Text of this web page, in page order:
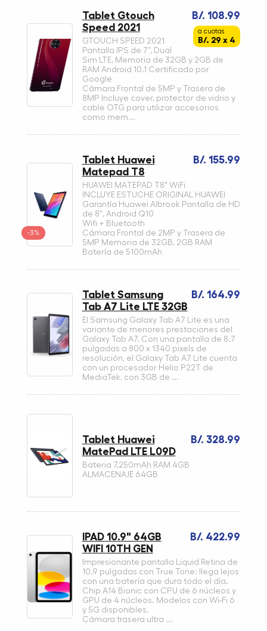
B/. 108.99
a cuotas
B/. 29 x 4
Tablet Gtouch
Speed 2021
GTOUCH SPEED 2021
Pantalla IPS de 7”, Dual
Sim LTE, Memoria de 32GB y 2GB de
RAM Android 10.1 Certificado por
Google
Cámara Frontal de 5MP y Trasera de
8MP Incluye cover, protector de vidrio y
cable OTG para utilizar accesorios
como mem...
-3%
B/. 155.99
Tablet Huawei
Matepad T8
HUAWEI MATEPAD T8" WiFi
INCLUYE ESTUCHE ORIGINAL HUAWEI
Garantía Huawei Albrook Pantalla de HD
de 8", Android Q10
Wifi + Bluetooth
Cámara Frontal de 2MP y Trasera de
5MP Memoria de 32GB, 2GB RAM
Batería de 5100mAh
B/. 164.99
Tablet Samsung
Tab A7 Lite LTE 32GB
El Samsung Galaxy Tab A7 Lite es una
variante de menores prestaciones del
Galaxy Tab A7. Con una pantalla de 8.7
pulgadas a 800 x 1340 pixels de
resolución, el Galaxy Tab A7 Lite cuenta
con un procesador Helio P22T de
MediaTek, con 3GB de ...
B/. 328.99
Tablet Huawei
MatePad LTE L09D
Bateria 7,250mAh RAM 4GB
ALMACENAJE 64GB
B/. 422.99
IPAD 10.9" 64GB
WIFI 10TH GEN
Impresionante pantalla Liquid Retina de
10.9 pulgadas con True Tone: llega lejos
con una batería que dura todo el día.
Chip A14 Bionic con CPU de 6 núcleos y
GPU de 4 núcleos. Modelos con Wi-Fi 6
y 5G disponibles.
Cámara trasera ultra ...